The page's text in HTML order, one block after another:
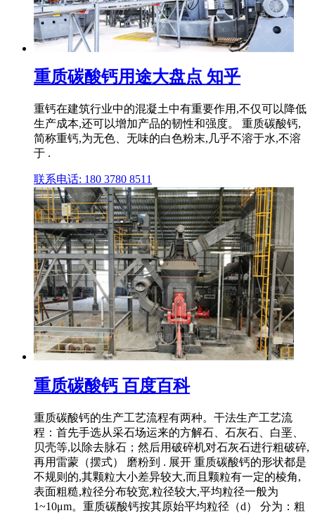
重质碳酸钙用途大盘点 知乎
重钙在建筑行业中的混凝土中有重要作用,不仅可以降低
生产成本,还可以增加产品的韧性和强度。 重质碳酸钙,
简称重钙,为无色、无味的白色粉末,几乎不溶于水,不溶
于 .
联系电话: 180 3780 8511
重质碳酸钙 百度百科
重质碳酸钙的生产工艺流程有两种。干法生产工艺流
程：首先手选从采石场运来的方解石、石灰石、白垩、
贝壳等,以除去脉石；然后用破碎机对石灰石进行粗破碎,
再用雷蒙（摆式） 磨粉到 . 展开 重质碳酸钙的形状都是
不规则的,其颗粒大小差异较大,而且颗粒有一定的棱角,
表面粗糙,粒径分布较宽,粒径较大,平均粒径一般为
1~10μm。重质碳酸钙按其原始平均粒径（d） 分为：粗